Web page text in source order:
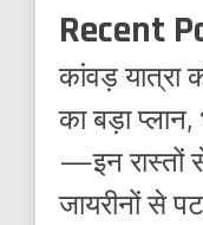
Recent
कांवड़ यात्रा
का बड़ा
—इन रास्तों
जायरीनों से